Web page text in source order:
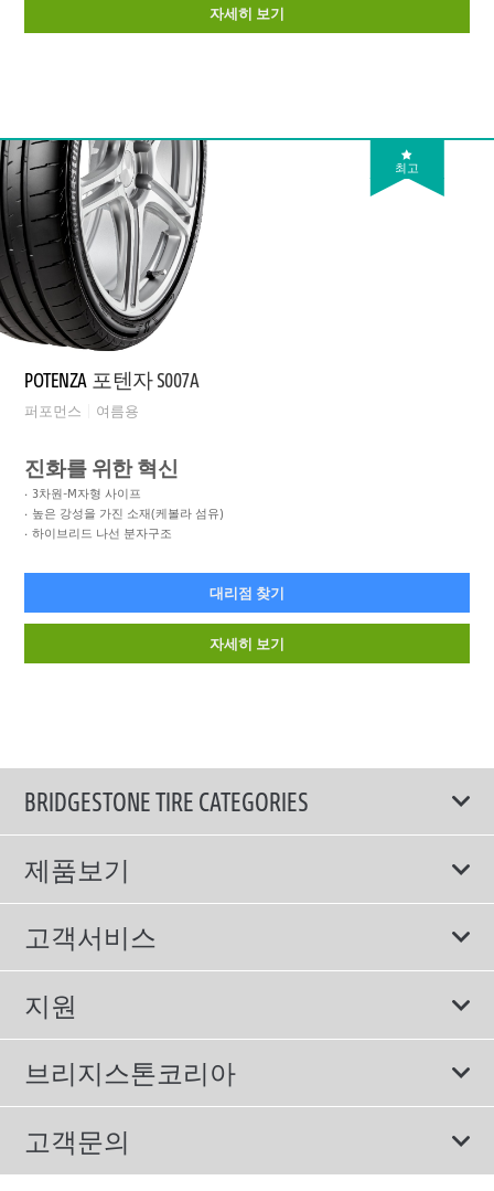
자세히 보기
최고
POTENZA 포텐자 S007A
퍼포먼스 여름용
진화를 위한 혁신
3차원-M자형 사이프
높은 강성을 가진 소재(케볼라 섬유)
하이브리드 나선 분자구조
대리점 찾기
자세히 보기
BRIDGESTONE TIRE CATEGORIES
제품보기
모두
스포츠 타이어
컴포트 타이어
친환경 타이어
SUV/RV 타이어
겨울용 타이어
고객서비스
보증서비스
에너지소비효율등급제도
지원
이용약관
개인정보처리방침
브리지스톤코리아
회사소개
올림픽활동
고객문의